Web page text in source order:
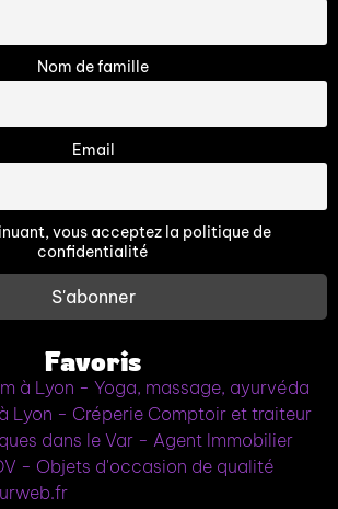
Nom de famille
Email
vous acceptez la politique de
confidentialité
Favoris
à Lyon - Yoga, massage, ayurvéda
Lyon - Créperie Comptoir et traiteur
dans le Var - Agent Immobilier
- Objets d'occasion de qualité